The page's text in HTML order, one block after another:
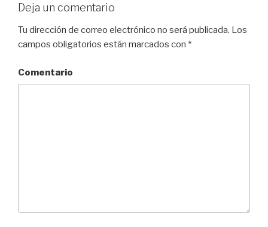
Deja un comentario
Tu dirección de correo electrónico no será publicada. Los
campos obligatorios están marcados con *
Comentario